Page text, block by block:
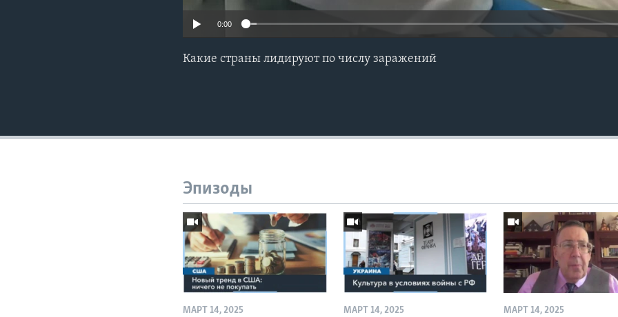
0:00
Какие страны лидируют по числу заражений
Эпизоды
МАРТ 14, 2025 МАРТ 14, 2025 МАРТ 14, 2025